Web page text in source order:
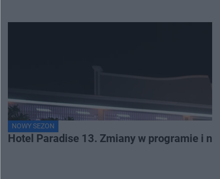
NOWY SEZON
Hotel Paradise 13. Zmiany w programie i